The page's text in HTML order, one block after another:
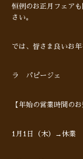
恒例のお正月フェア
さい。
では、皆さま良いお年
ラ パピージェ
【年始の営業時間のお
1月1日（木）→休業